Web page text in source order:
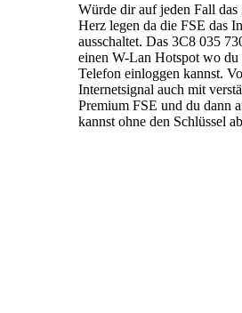
Würde dir auf jeden Fall
Herz legen da die FSE das
ausschaltet. Das 3C8 035
einen W-Lan Hotspot wo
Telefon einloggen kannst.
Internetsignal auch mit
Premium FSE und du dann
kannst ohne den Schlüssel